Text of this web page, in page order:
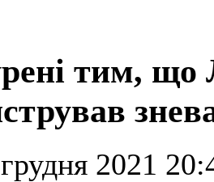
тим, що
2021